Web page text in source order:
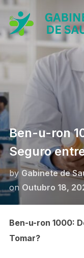
Skip
content
Ben-u-ron
Seguro
by Gabinete de
on Posted
Outubro 18,
Ben-u-ron 1000:
Tomar?